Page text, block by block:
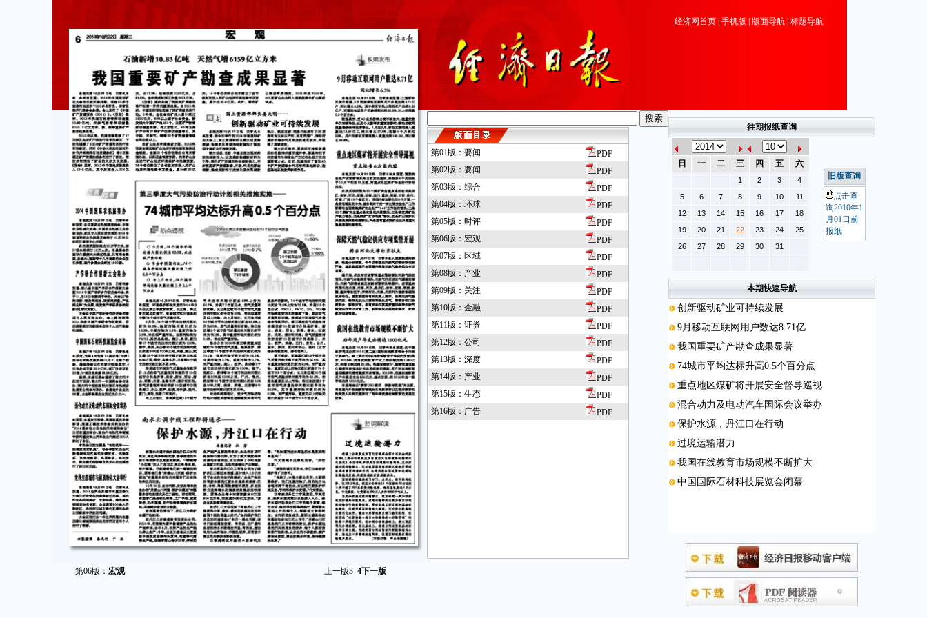
第06版： 宏观 上一版3 4下一版
经济网首页 手机版 版面导航 标题导航
第01版：要闻
PDF
第02版：要闻
PDF
第03版：综合
PDF
第04版：环球
PDF
第05版：时评
PDF
第06版：宏观
PDF
第07版：区域
PDF
第08版：产业
PDF
第09版：关注
PDF
第10版：金融
PDF
第11版：证券
PDF
第12版：公司
PDF
第13版：深度
PDF
第14版：产业
PDF
第15版：生态
PDF
第16版：广告
PDF
往期报纸查询
日 一 二 三 四 五 六
1 2 3
4
5
6 7 8 9 10
11
12
13 14 15 16 17
18
19
20 21 22 23 24
25
26
27 28 29 30 31
旧版查询
点击查
询2010年1
月01日前
报纸
本期快速导航
创新驱动矿业可持续发展
9月移动互联网用户数达8.71亿
我国重要矿产勘查成果显著
74城市平均达标升高0.5个百分点
重点地区煤矿将开展安全督导巡视
混合动力及电动汽车国际会议举办
保护水源，丹江口在行动
过境运输潜力
我国在线教育市场规模不断扩大
中国国际石材科技展览会闭幕